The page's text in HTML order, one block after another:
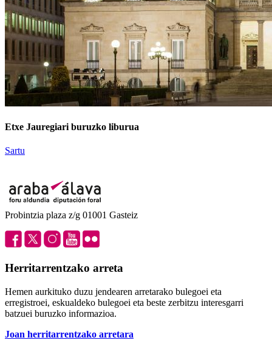
Etxe Jauregiari buruzko liburua
Sartu
Probintzia plaza z/g 01001 Gasteiz
Herritarrentzako arreta
Hemen aurkituko duzu jendearen arretarako bulegoei eta
erregistroei, eskualdeko bulegoei eta beste zerbitzu interesgarri
batzuei buruzko informazioa.
Joan herritarrentzako arretara